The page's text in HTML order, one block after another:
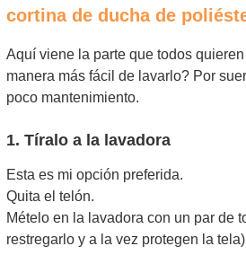
cortina de ducha de
Aquí viene la parte que todos
manera más fácil de lavarlo? Por
poco mantenimiento.
1. Tíralo a la lavadora
Esta es mi opción preferida.
Quita el telón.
Mételo en la lavadora con un par de
restregarlo y a la vez protegen la